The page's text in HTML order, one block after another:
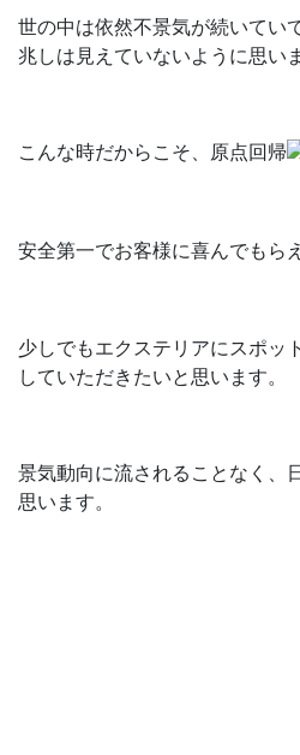
世の中は依然不景気が続いてい
兆しは見えていないように思いま
こんな時だからこそ、原点回帰
安全第一でお客様に喜んでもら
少しでもエクステリアにスポッ
していただきたいと思います。
景気動向に流されることなく、
思います。